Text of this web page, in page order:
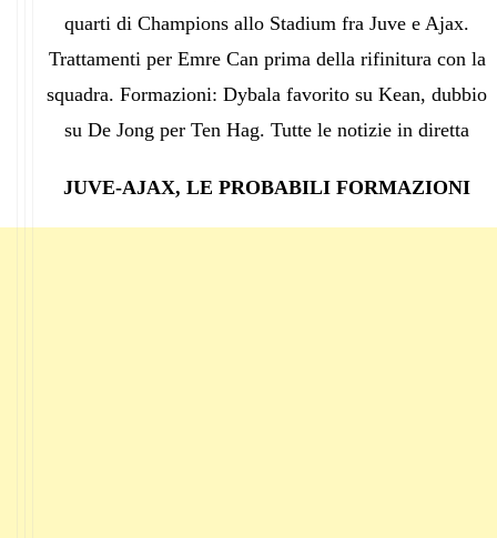
quarti di Champions allo Stadium fra Juve e Ajax.
Trattamenti per Emre Can prima della rifinitura con la
squadra. Formazioni: Dybala favorito su Kean, dubbio
su De Jong per Ten Hag. Tutte le notizie in diretta
JUVE-AJAX, LE PROBABILI FORMAZIONI